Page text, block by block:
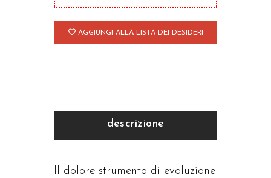
AGGIUNGI ALLA LISTA DEI DESIDERI
descrizione
Il dolore strumento di evoluzione